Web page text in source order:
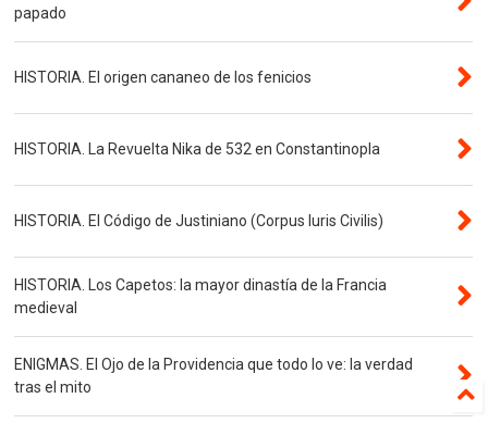
papado
HISTORIA. El origen cananeo de los fenicios
HISTORIA. La Revuelta Nika de 532 en Constantinopla
HISTORIA. El Código de Justiniano (Corpus Iuris Civilis)
HISTORIA. Los Capetos: la mayor dinastía de la Francia
medieval
ENIGMAS. El Ojo de la Providencia que todo lo ve: la verdad
tras el mito